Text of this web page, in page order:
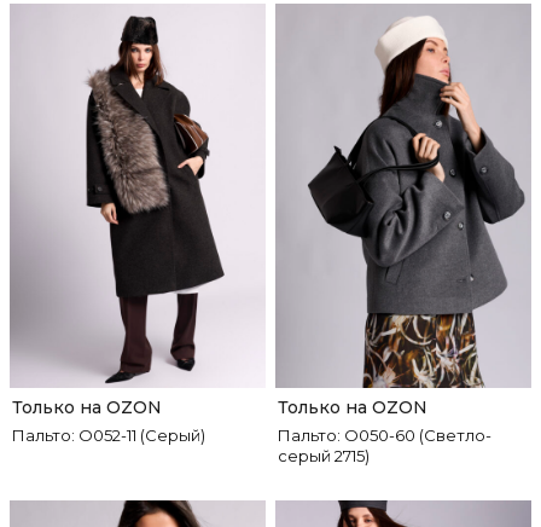
Пальто: О052-11 (Серый)
Только на OZON
Пальто: О050-60 (Светло-
серый 2715)
Только на OZON